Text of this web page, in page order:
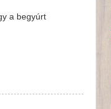
a begyúrt